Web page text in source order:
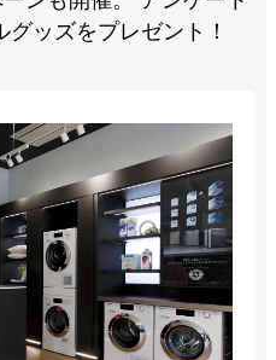
ッズをプレゼント！